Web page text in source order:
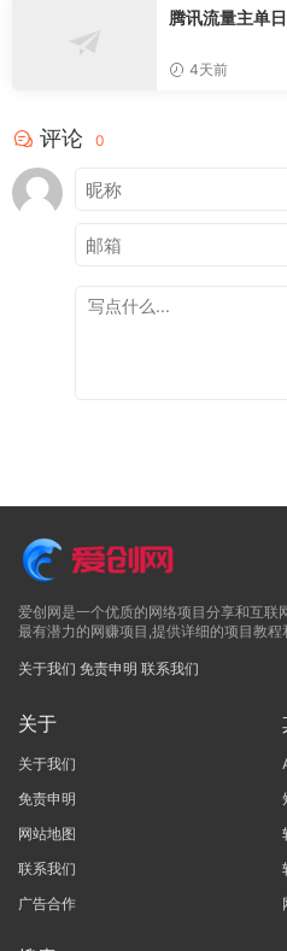
腾讯流量主单
4天前
评论 0
爱创网是一个优质的网络项目分享和互联
最有潜力的网赚项目,提供详细的项目教程
关于我们 免责申明 联系我们
关于
关于我们
免责申明
网站地图
联系我们
广告合作